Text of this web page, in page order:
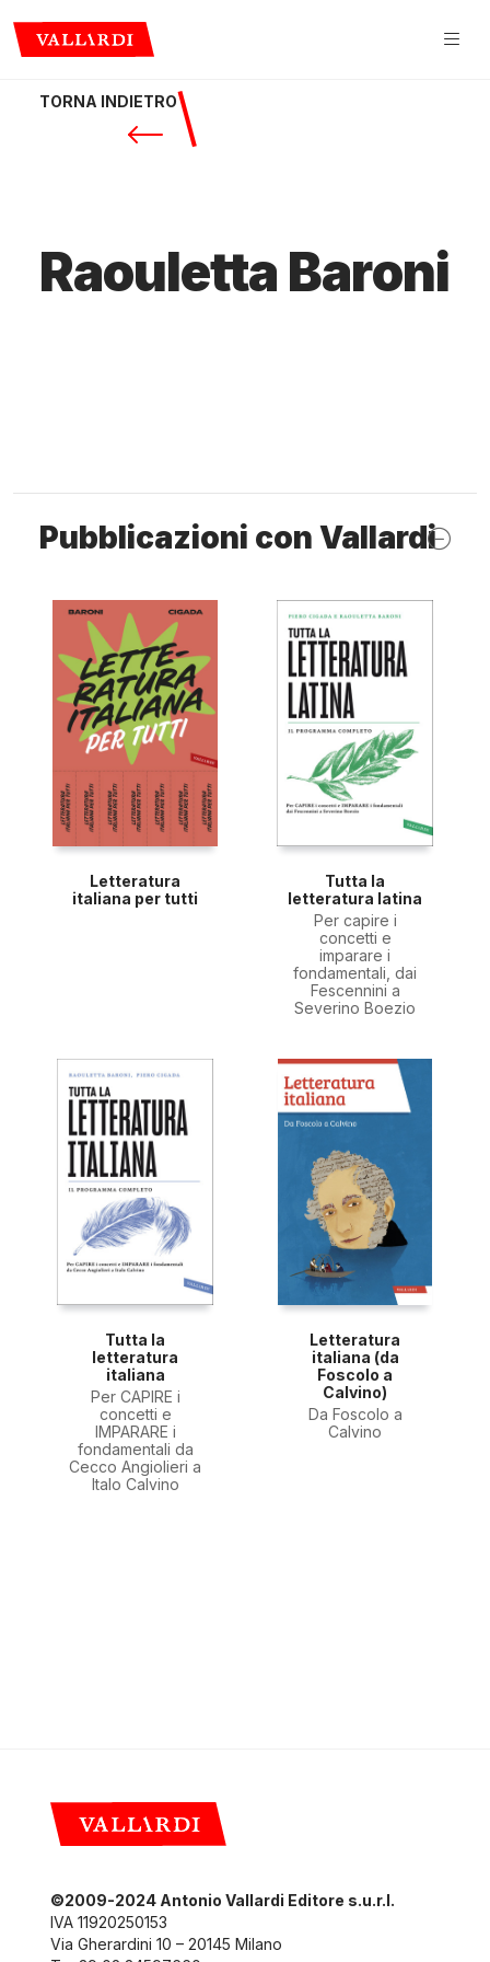
TORNA INDIETRO
Raouletta Baroni
Pubblicazioni con Vallardi
Letteratura
italiana per tutti
Tutta la
letteratura latina
Per capire i
concetti e
imparare i
fondamentali, dai
Fescennini a
Severino Boezio
Tutta la
letteratura
italiana
Per CAPIRE i
concetti e
IMPARARE i
fondamentali da
Cecco Angiolieri a
Italo Calvino
Letteratura
italiana (da
Foscolo a
Calvino)
Da Foscolo a
Calvino
©2009-2024 Antonio Vallardi Editore s.u.r.l.
IVA 11920250153
Via Gherardini 10 – 20145 Milano